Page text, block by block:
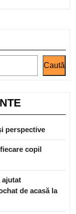
Caută
perspective
copil
ajutat
de acasă la